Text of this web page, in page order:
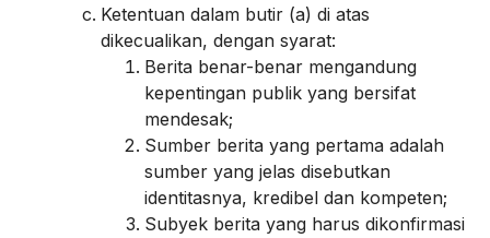
Ketentuan dalam butir (a) di atas
dikecualikan, dengan syarat:
Berita benar-benar mengandung
kepentingan publik yang bersifat
mendesak;
Sumber berita yang pertama adalah
sumber yang jelas disebutkan
identitasnya, kredibel dan kompeten;
Subyek berita yang harus dikonfirmasi